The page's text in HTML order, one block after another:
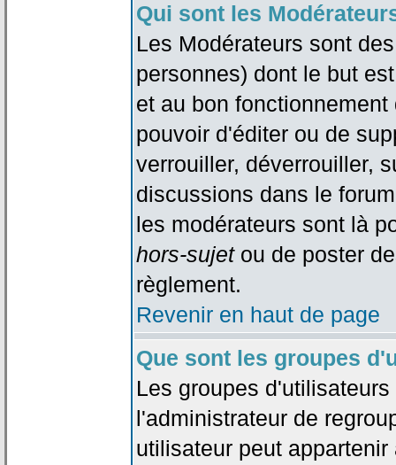
Qui sont les
Les Modérateurs sont
personnes) dont le but
et au bon
pouvoir d'éditer ou de
verrouiller, déverrouiller,
discussions dans le
les modérateurs sont là
hors-sujetou de poster
règlement.
Revenir en haut de page
Que sont les groupes
Les groupes
l'administrateur de
utilisateur peut